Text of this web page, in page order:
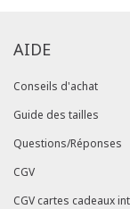
AIDE
Conseils d'achat
Guide des tailles
Questions/Réponses
CGV
CGV cartes cadeaux